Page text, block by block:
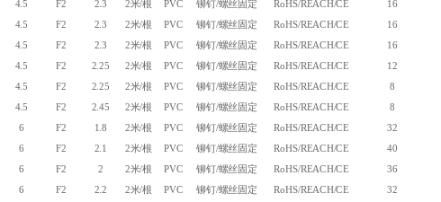
4.5 F2 2.3 2米/根 PVC 铆钉/螺丝固定 RoHS/REACH/CE
16
4.5 F2 2.3 2米/根 PVC 铆钉/螺丝固定 RoHS/REACH/CE
16
4.5 F2 2.3 2米/根 PVC 铆钉/螺丝固定 RoHS/REACH/CE
16
4.5 F2 2.25 2米/根 PVC 铆钉/螺丝固定 RoHS/REACH/CE
12
4.5 F2 2.25 2米/根 PVC 铆钉/螺丝固定 RoHS/REACH/CE
8
4.5 F2 2.45 2米/根 PVC 铆钉/螺丝固定 RoHS/REACH/CE
8
6 F2 1.8 2米/根 PVC 铆钉/螺丝固定 RoHS/REACH/CE
32
6 F2 2.1 2米/根 PVC 铆钉/螺丝固定 RoHS/REACH/CE
40
6 F2 2 2米/根 PVC 铆钉/螺丝固定 RoHS/REACH/CE
36
6 F2 2.2 2米/根 PVC 铆钉/螺丝固定 RoHS/REACH/CE
32